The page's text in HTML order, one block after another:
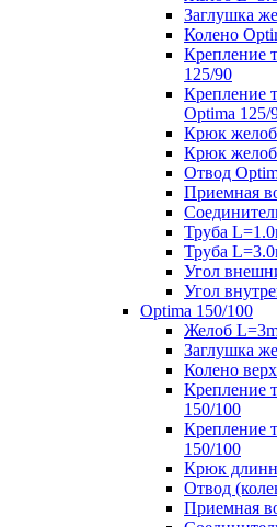
Заглушка
Колено
Крепление
125/90
Крепление
Optima 125/
Крюк
Крюк
Отвод
Приемная
Труба
Труба
Угол
Угол
Optima 150/100
Желоб
Заглушка
Колено
Крепление
150/100
Крепление
150/100
Крюк
Отвод
Приемная